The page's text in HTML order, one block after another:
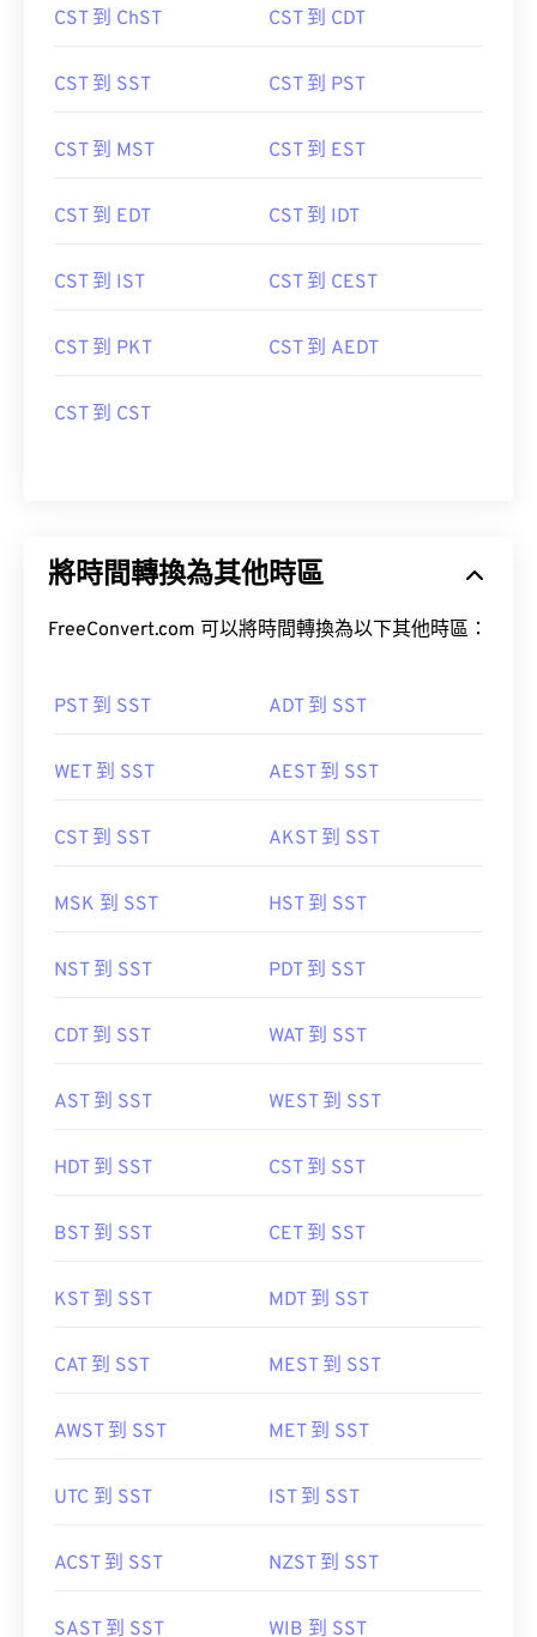
CST 到 ChST CST 到 CDT
CST 到 SST CST 到 PST
CST 到 MST CST 到 EST
CST 到 EDT CST 到 IDT
CST 到 IST CST 到 CEST
CST 到 PKT CST 到 AEDT
CST 到 CST
將時間轉換為其他時區
FreeConvert.com 可以將時間轉換為以下其他時區：
PST 到 SST ADT 到 SST
WET 到 SST AEST 到 SST
CST 到 SST AKST 到 SST
MSK 到 SST HST 到 SST
NST 到 SST PDT 到 SST
CDT 到 SST WAT 到 SST
AST 到 SST WEST 到 SST
HDT 到 SST CST 到 SST
BST 到 SST CET 到 SST
KST 到 SST MDT 到 SST
CAT 到 SST MEST 到 SST
AWST 到 SST MET 到 SST
UTC 到 SST IST 到 SST
ACST 到 SST NZST 到 SST
SAST 到 SST WIB 到 SST